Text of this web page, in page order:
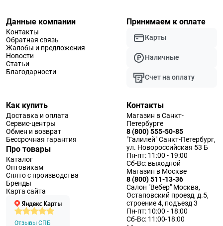
Данные компании
Контакты
Обратная связь
Жалобы и предложения
Новости
Статьи
Благодарности
Принимаем к оплате
Карты
Наличные
Счет на оплату
Как купить
Доставка и оплата
Сервис-центры
Обмен и возврат
Бессрочная гарантия
Про товары
Каталог
Оптовикам
Снято с производства
Бренды
Карта сайта
Отзывы СПБ
Контакты
Магазин в Санкт-
Петербурге
8 (800) 555-50-85
"Галилей" Санкт-Петербург,
ул. Новороссийская 53 Б
Пн-пт: 11:00 - 19:00
Сб-Вс: выходной
Магазин в Москве
8 (800) 511-13-36
Салон "Вебер" Москва,
Остаповский проезд, д.5,
строение 4, подъезд 3
Пн-пт: 10:00 - 18:00
Сб-Вс: 11:00-18:00